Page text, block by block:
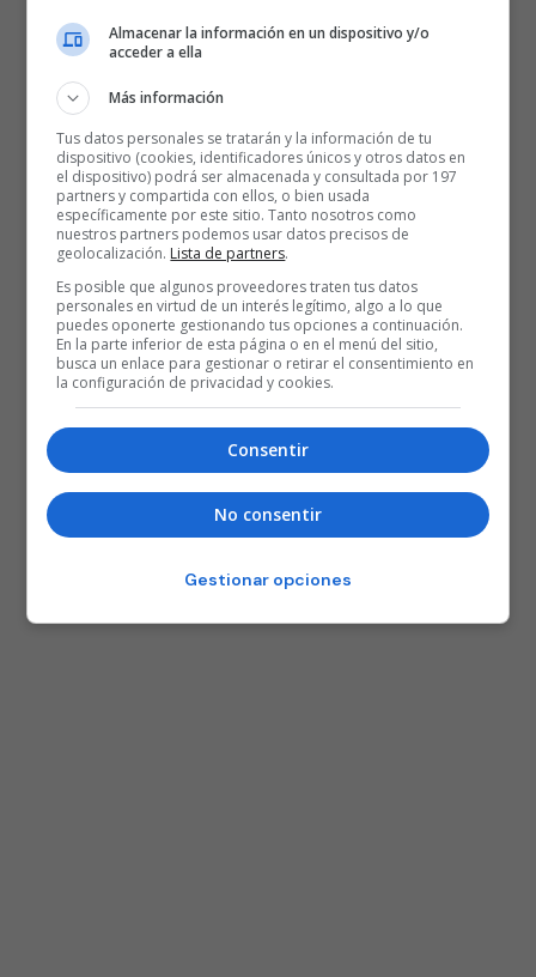
Almacenar la información en un dispositivo y/o
acceder a ella
Más información
Tus datos personales se tratarán y la información de tu
dispositivo (cookies, identificadores únicos y otros datos en
el dispositivo) podrá ser almacenada y consultada por 197
partners y compartida con ellos, o bien usada
específicamente por este sitio. Tanto nosotros como
nuestros partners podemos usar datos precisos de
geolocalización. Lista de partners.
Es posible que algunos proveedores traten tus datos
personales en virtud de un interés legítimo, algo a lo que
puedes oponerte gestionando tus opciones a continuación.
En la parte inferior de esta página o en el menú del sitio,
busca un enlace para gestionar o retirar el consentimiento en
la configuración de privacidad y cookies.
Consentir
No consentir
Gestionar opciones